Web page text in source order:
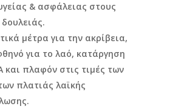
& ασφάλειας στους
μέτρα για την ακρίβεια,
για το λαό, κατάργηση
και πλαφόν στις τιμές των
πλατιάς λαϊκής